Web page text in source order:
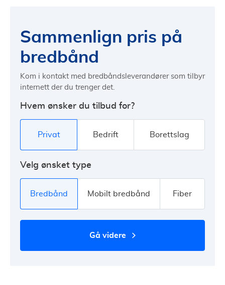
Sammenlign pris på
bredbånd
Kom i kontakt med bredbåndsleverandører som tilbyr
internett der du trenger det.
Hvem ønsker du tilbud for?
Privat Bedrift Borettslag
Velg ønsket type
Bredbånd Mobilt bredbånd Fiber
gå videre